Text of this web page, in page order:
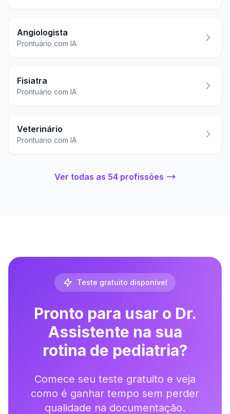
Angiologista
Prontuário com IA
Fisiatra
Prontuário com IA
Veterinário
Prontuário com IA
Ver todas as 54 profissões
Teste gratuito disponível
Pronto para usar o Dr.
Assistente na sua
rotina de pediatria?
Comece seu teste gratuito e veja
como é ganhar tempo sem perder
qualidade na documentação.